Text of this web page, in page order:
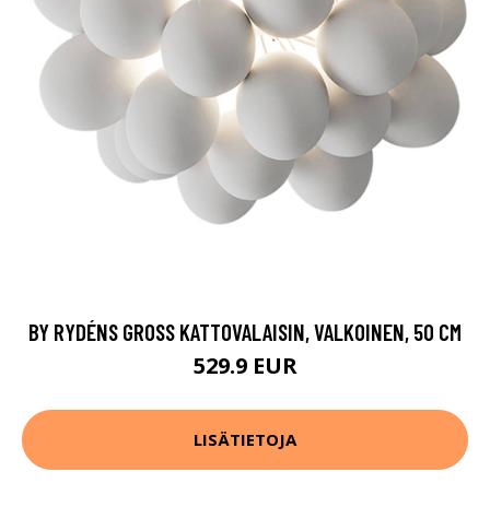
BY RYDÉNS GROSS KATTOVALAISIN, VALKOINEN, 50 CM
529.9 EUR
LISÄTIETOJA